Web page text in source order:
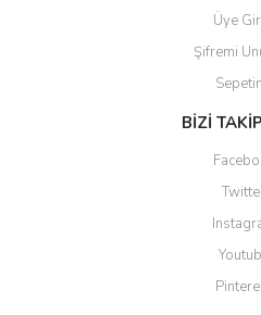
Üye
Şifremi
BİZİ